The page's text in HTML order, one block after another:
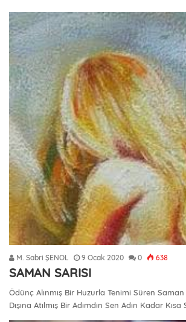
M. Sabri ŞENOL 9 Ocak 2020 0 638
SAMAN SARISI
Ödünç Alınmış Bir Huzurla Tenimi Süren Saman
Dışına Atılmış Bir Adımdın Sen Adın Kadar Kısa